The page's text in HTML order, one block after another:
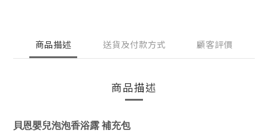
商品描述 送貨及付款方式 顧客評價
商品描述
貝恩嬰兒泡泡香浴露 補充包